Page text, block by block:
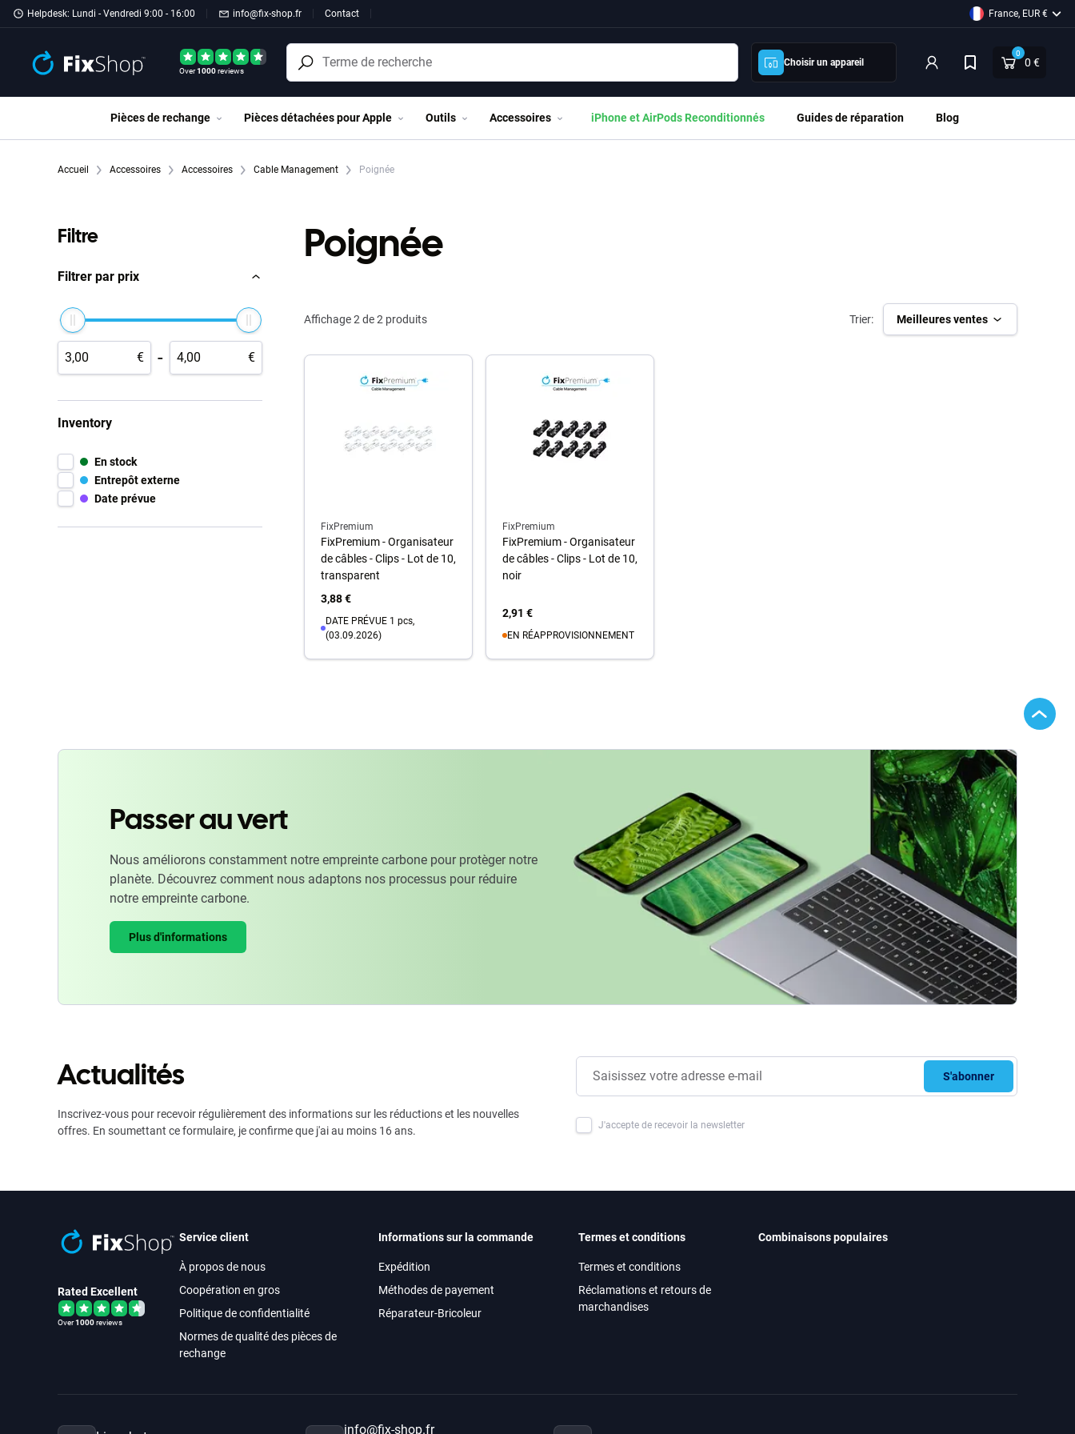
Passer au contenu principal
Helpdesk: Lundi - Vendredi 9:00 - 16:00 info@fix-shop.fr Contact France, EUR €
Over1000reviews
Choisir un appareil
0
0 €
Pièces de rechange Pièces détachées pour Apple Outils Accessoires iPhone et AirPods Reconditionnés Guides de réparation Blog
Accueil Accessoires Accessoires Cable Management Poignée
Filtre
Filtrer par prix
€ - €
Inventory
En stock
Entrepôt externe
Date prévue
Poignée
Affichage2 de 2 produits Trier: Meilleures ventes
FixPremium
FixPremium - Organisateur
de câbles - Clips - Lot de 10,
transparent
3,88 €
DATE PRÉVUE 1 pcs,
(03.09.2026)
FixPremium
FixPremium - Organisateur
de câbles - Clips - Lot de 10,
noir
2,91 €
EN RÉAPPROVISIONNEMENT
Passer au vert
Nous améliorons constamment notre empreinte carbone pour protèger notre
planète. Découvrez comment nous adaptons nos processus pour réduire
notre empreinte carbone.
Plus d'informations
Actualités
Inscrivez-vous pour recevoir régulièrement des informations sur les réductions et les nouvelles
offres. En soumettant ce formulaire, je confirme que j'ai au moins 16 ans.
S'abonner
J'accepte de recevoir la newsletter
Rated Excellent
Over1000reviews
Service client
À propos de nous
Coopération en gros
Politique de confidentialité
Normes de qualité des pièces de
rechange
Informations sur la commande
Expédition
Méthodes de payement
Réparateur-Bricoleur
Termes et conditions
Termes et conditions
Réclamations et retours de
marchandises
Combinaisons populaires
info@fix-shop.fr